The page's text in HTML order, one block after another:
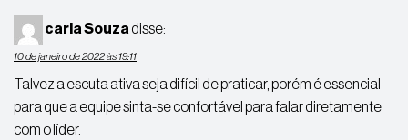
carla Souzadisse:
10 de janeiro de 2022 às 19:11
Talvez a escuta ativa seja difícil de praticar, porém é essencial
para que a equipe sinta-se confortável para falar diretamente
com o líder.